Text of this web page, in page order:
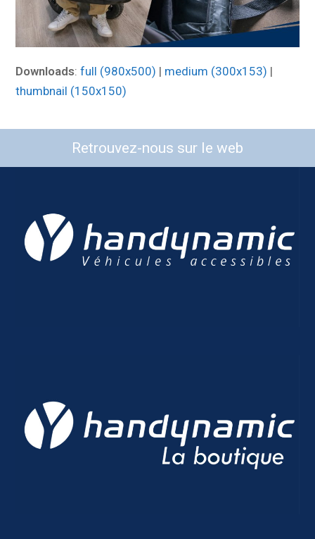
Downloads:full (980x500) | medium (300x153) |
thumbnail (150x150)
Retrouvez-nous sur le web